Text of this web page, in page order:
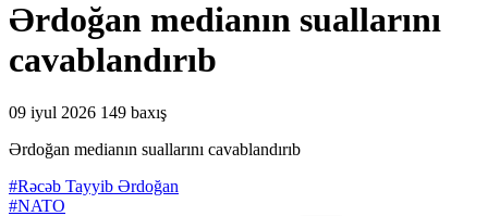
Ərdoğan medianın suallarını
cavablandırıb
09 iyul 2026 149 baxış
Ərdoğan medianın suallarını cavablandırıb
#Rəcəb Tayyib Ərdoğan
#NATO